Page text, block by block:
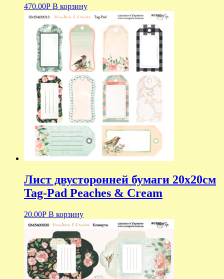
470.00Р В корзину
Лист двусторонней бумаги 20х20см
Tag-Pad Peaches & Cream
20.00Р В корзину